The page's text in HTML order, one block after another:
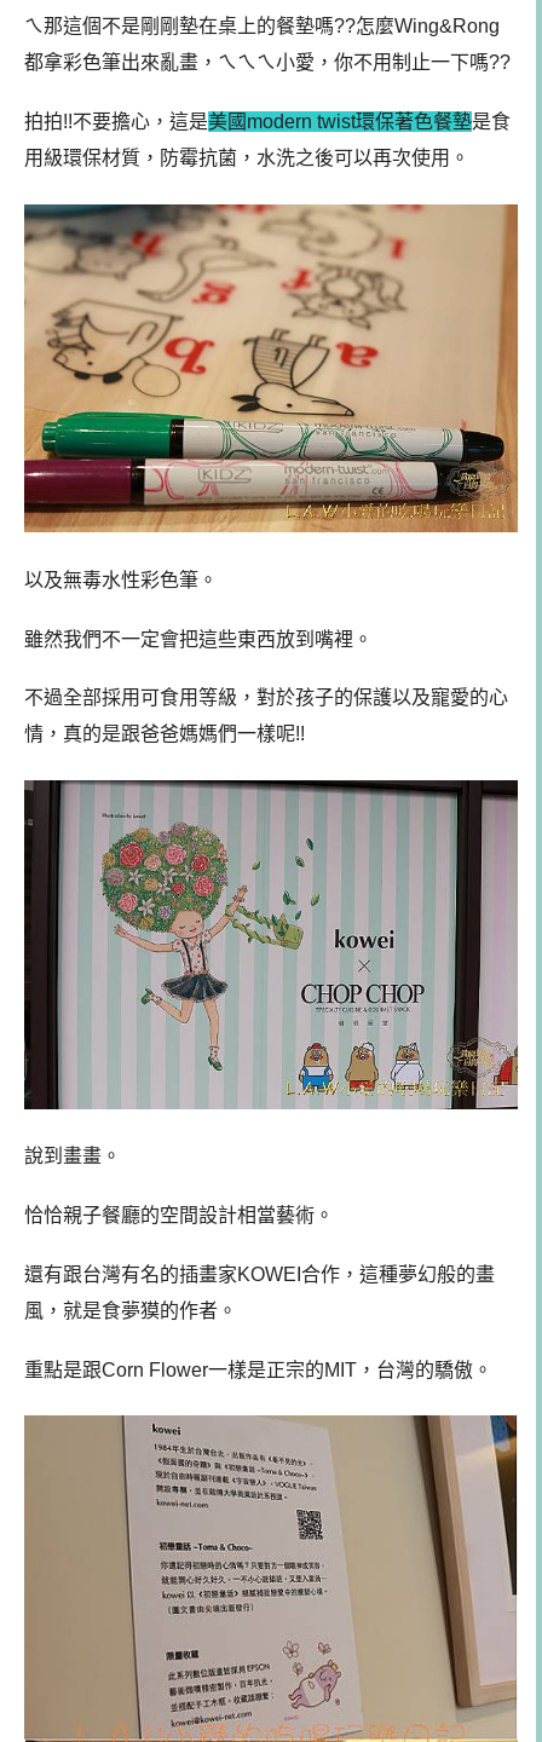
ㄟ那這個不是剛剛墊在桌上的餐墊嗎??怎麼Wing&Rong
都拿彩色筆出來亂畫，ㄟㄟㄟ小愛，你不用制止一下嗎??
拍拍!!不要擔心，這是美國modern twist環保著色餐墊是食
用級環保材質，防霉抗菌，水洗之後可以再次使用。
以及無毒水性彩色筆。
雖然我們不一定會把這些東西放到嘴裡。
不過全部採用可食用等級，對於孩子的保護以及寵愛的心
情，真的是跟爸爸媽媽們一樣呢!!
說到畫畫。
恰恰親子餐廳的空間設計相當藝術。
還有跟台灣有名的插畫家KOWEI合作，這種夢幻般的畫
風，就是食夢獏的作者。
重點是跟Corn Flower一樣是正宗的MIT，台灣的驕傲。